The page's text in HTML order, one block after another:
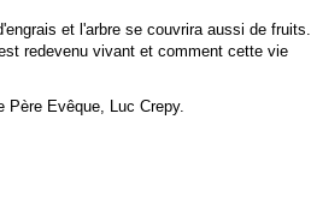
et l'arbre se couvrira aussi de fruits.
redevenu vivant et comment cette vie
Père Evêque, Luc Crepy.